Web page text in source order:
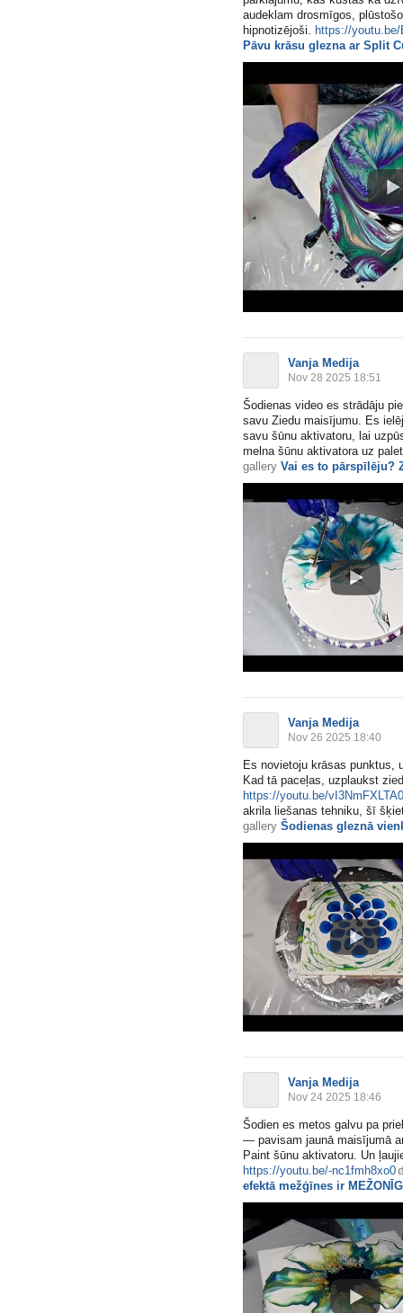
audeklam drosmīgos,
hipnotizējoši. https://
Pāvu krāsu glezna ar Split
Vanja Medija
Nov 28 2025 18:51
Šodienas video es strādāju
savu Ziedu maisījumu. Es
savu šūnu aktivatoru, lai
melna šūnu aktivatora uz
gallery Vai es to pārspīlēju?
Vanja Medija
Nov 26 2025 18:40
Es novietoju krāsas punktus,
Kad tā paceļas, uzplaukst
https://youtu.be/vI3NmFXLTA0
akrila liešanas tehniku, šī
gallery Šodienas gleznā
Vanja Medija
Nov 24 2025 18:46
Šodien es metos galvu pa
— pavisam jaunā maisījumā
Paint šūnu aktivatoru. Un
https://youtu.be/-nc1fmh8xo0
efektā mežģīnes ir